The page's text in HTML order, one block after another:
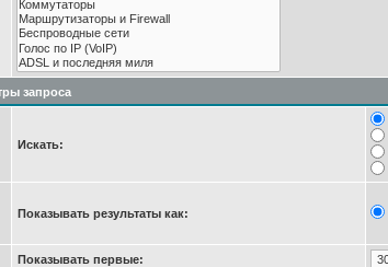
запроса
Искать:
Показывать результаты как:
Показывать первые: